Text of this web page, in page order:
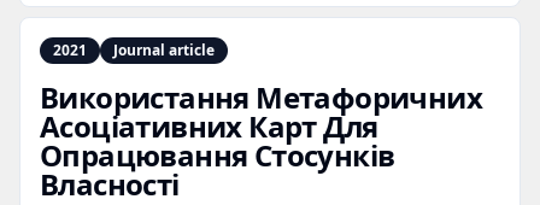
2021 Journal article
Використання Метафоричних
Асоціативних Карт Для
Опрацювання Стосунків
Власності